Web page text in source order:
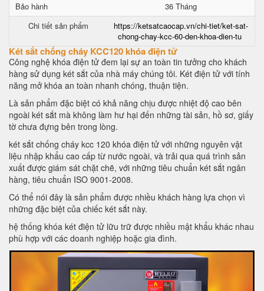
Bảo hành
36 Tháng
Chi tiết sản phẩm
https://ketsatcaocap.vn/chi-tiet/ket-sat-
chong-chay-kcc-60-den-khoa-dien-tu
Két sắt chống cháy KCC120 khóa điện tử
Công nghệ khóa điện tử đem lại sự an toàn tin tưởng cho khách
hàng sử dụng két sắt của nhà máy chúng tôi. Két điện tử với tính
năng mở khóa an toàn nhanh chóng, thuận tiện.
Là sản phẩm đặc biệt có khả năng chịu được nhiệt độ cao bên
ngoài két sắt mà không làm hư hại đến những tài sản, hồ sơ, giấy
tờ chưa đựng bên trong lòng.
két sắt chống cháy kcc 120 khóa điện tử với những nguyên vật
liệu nhập khẩu cao cấp từ nước ngoài, và trải qua quá trình sản
xuất được giám sát chặt chẽ, với những tiêu chuẩn két sắt ngân
hàng, tiêu chuẩn ISO 9001-2008.
Có thể nói đây là sản phẩm được nhiều khách hàng lựa chọn vì
những đặc biệt của chiếc két sắt này.
hệ thống khóa két điện tử lữu trữ được nhiều mật khẩu khác nhau
phù hợp với các doanh nghiệp hoặc gia đình.